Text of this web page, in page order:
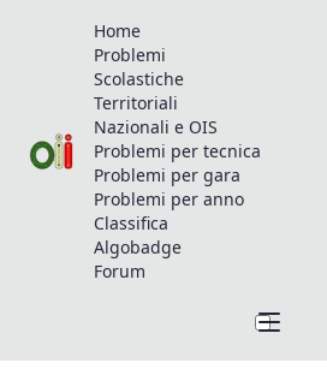
Home
Problemi
Scolastiche
Territoriali
Nazionali e OIS
Problemi per tecnica
Problemi per gara
Problemi per anno
Classifica
Algobadge
Forum